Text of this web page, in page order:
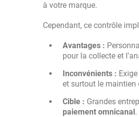
à votre marque.
Cependant, ce contrôle
Avantages :
pour la collecte et
Inconvénients :
et surtout le maintien
Cible : Grandes
paiement omnicanal.